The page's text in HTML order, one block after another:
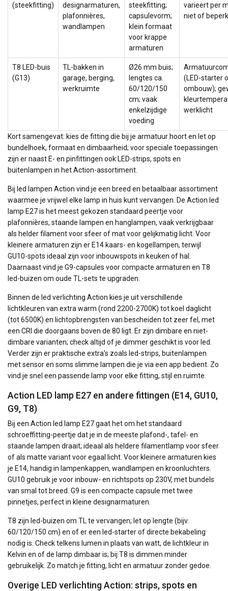
(steekfitting)
designarmaturen,
plafonnières,
wandlampen
steekfitting;
capsulevorm;
klein formaat
voor krappe
armaturen
varieert per
niet of
T8 LED-buis
(G13)
TL-bakken in
garage, berging,
werkruimte
Ø26 mm buis;
lengtes ca.
60/120/150
cm; vaak
enkelzijdige
voeding
(LED-starter
ombouw);
werklicht
Kort samengevat: kies de fitting die bij je armatuur hoort en let op
bundelhoek, formaat en dimbaarheid; voor speciale toepassingen
zijn er naast E- en pinfittingen ook LED-strips, spots en
buitenlampen in het Action-assortiment.
Bij led lampen Action vind je een breed en betaalbaar assortiment
waarmee je vrijwel elke lamp in huis kunt vervangen. De Action led
lamp E27 is het meest gekozen standaard peertje voor
plafonnières, staande lampen en hanglampen, vaak verkrijgbaar
als helder filament voor sfeer of mat voor gelijkmatig licht. Voor
kleinere armaturen zijn er E14 kaars- en kogellampen, terwijl
GU10-spots ideaal zijn voor inbouwspots in keuken of hal.
Daarnaast vind je G9-capsules voor compacte armaturen en T8
led-buizen om oude TL-sets te upgraden.
Binnen de led verlichting Action kies je uit verschillende
lichtkleuren van extra warm (rond 2200-2700K) tot koel daglicht
(tot 6500K) en lichtopbrengsten van bescheiden tot zeer fel, met
een CRI die doorgaans boven de 80 ligt. Er zijn dimbare en niet-
dimbare varianten; check altijd of je dimmer geschikt is voor led.
Verder zijn er praktische extra’s zoals led-strips, buitenlampen
met sensor en soms slimme lampen die je via een app bedient. Zo
vind je snel een passende lamp voor elke fitting, stijl en ruimte.
Action LED lamp E27 en andere fittingen (E14, GU10,
G9, T8)
Bij een Action led lamp E27 gaat het om het standaard
schroeffitting-peertje dat je in de meeste plafond-, tafel- en
staande lampen draait; ideaal als heldere filamentlamp voor sfeer
of als matte variant voor egaal licht. Voor kleinere armaturen kies
je E14, handig in lampenkappen, wandlampen en kroonluchters.
GU10 gebruik je voor inbouw- en richtspots op 230V, met bundels
van smal tot breed. G9 is een compacte capsule met twee
pinnetjes, perfect in kleine designarmaturen.
T8 zijn led-buizen om TL te vervangen; let op lengte (bijv.
60/120/150 cm) en of er een led-starter of directe bekabeling
nodig is. Check telkens lumen in plaats van watt, de lichtkleur in
Kelvin en of de lamp dimbaar is; bij T8 is dimmen minder
gebruikelijk. Zo match je fitting, licht en armatuur zonder gedoe.
Overige LED verlichting Action: strips, spots en